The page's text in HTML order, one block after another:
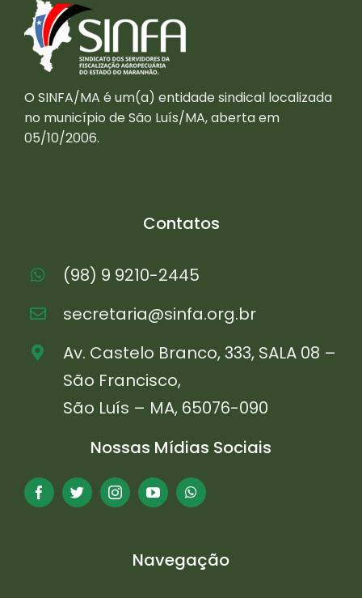
O SINFA/MA é um(a) entidade sindical localizada
no município de São Luís/MA, aberta em
05/10/2006.
Contatos
(98) 9 9210-2445
secretaria@sinfa.org.br
Av. Castelo Branco, 333, SALA 08 –
São Francisco,
São Luís – MA, 65076-090
Nossas Mídias Sociais
Navegação